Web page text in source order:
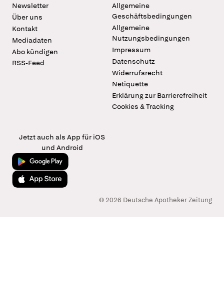
Newsletter
Über uns
Kontakt
Mediadaten
Abo kündigen
RSS-Feed
Allgemeine
Geschäftsbedingungen
Allgemeine
Nutzungsbedingungen
Impressum
Datenschutz
Widerrufsrecht
Netiquette
Erklärung zur Barrierefreiheit
Cookies & Tracking
Jetzt auch als App für iOS
und Android
Jetzt bei Google Play
Laden im App Store
© 2026 Deutsche Apotheker Zeitung